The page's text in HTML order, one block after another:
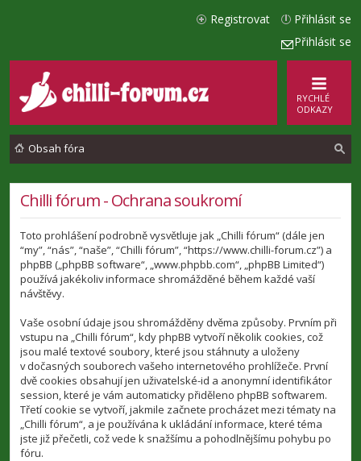
Přihlásit se
Přihlásit se
Registrovat
RYCHLÉ
ODKAZY
Obsah fóra
Chilli fórum - Ochrana soukromí
Toto prohlášení podrobně vysvětluje jak „Chilli fórum“ (dále jen
“my”, “nás”, “naše”, “Chilli fórum”, “https://www.chilli-forum.cz”) a
phpBB („phpBB software“, „www.phpbb.com“, „phpBB Limited“)
používá jakékoliv informace shromážděné během každé vaší
návštěvy.
Vaše osobní údaje jsou shromážděny dvěma způsoby. Prvním při
vstupu na „Chilli fórum“, kdy phpBB vytvoří několik cookies, což
jsou malé textové soubory, které jsou stáhnuty a uloženy
v dočasných souborech vašeho internetového prohlížeče. První
dvě cookies obsahují jen uživatelské-id a anonymní identifikátor
session, které je vám automaticky přiděleno phpBB softwarem.
Třetí cookie se vytvoří, jakmile začnete procházet mezi tématy na
„Chilli fórum“, a je používána k ukládání informace, které téma
jste již přečetli, což vede k snažšímu a pohodlnějšímu pohybu po
fóru.